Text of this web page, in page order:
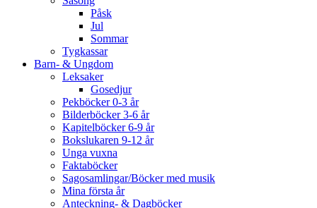
Påsk
Jul
Sommar
Tygkassar
Barn- & Ungdom
Leksaker
Gosedjur
Pekböcker 0-3 år
Bilderböcker 3-6 år
Kapitelböcker 6-9 år
Bokslukaren 9-12 år
Unga vuxna
Faktaböcker
Sagosamlingar/Böcker med musik
Mina första år
Anteckning- & Dagböcker